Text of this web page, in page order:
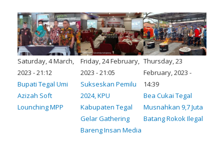
Saturday, 4 March,
2023 - 21:12
Bupati Tegal Umi
Azizah Soft
Lounching MPP
Friday, 24 February,
2023 - 21:05
Sukseskan Pemilu
2024, KPU
Kabupaten Tegal
Gelar Gathering
Bareng Insan Media
Thursday, 23
February, 2023 -
14:39
Bea Cukai Tegal
Musnahkan 9,7 Juta
Batang Rokok Ilegal